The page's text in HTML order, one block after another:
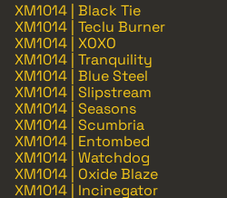
XM1014 | Black Tie
XM1014 | Teclu Burner
XM1014 | XOXO
XM1014 | Tranquility
XM1014 | Blue Steel
XM1014 | Slipstream
XM1014 | Seasons
XM1014 | Scumbria
XM1014 | Entombed
XM1014 | Watchdog
XM1014 | Oxide Blaze
XM1014 | Incinegator